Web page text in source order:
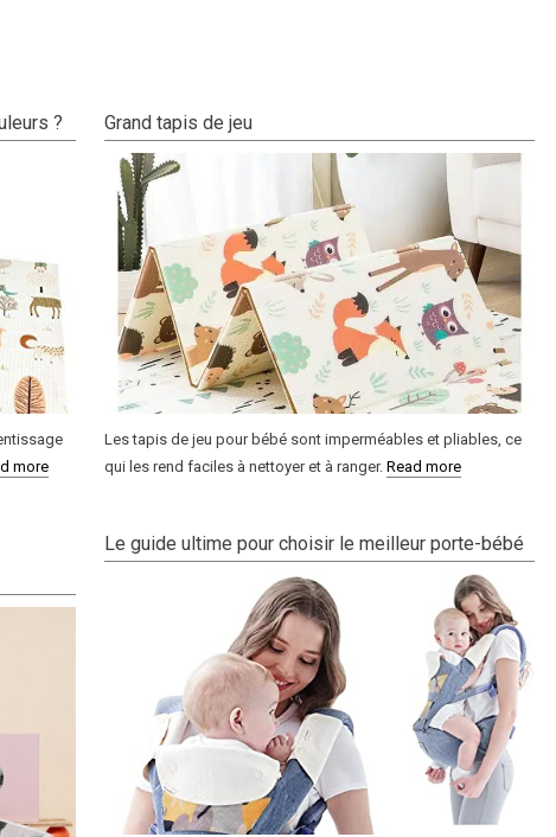
?
more
Grand tapis de jeu
Les tapis de jeu pour bébé sont imperméables et pliables, ce
qui les rend faciles à nettoyer et à ranger. Read more
Le guide ultime pour choisir le meilleur porte-bébé